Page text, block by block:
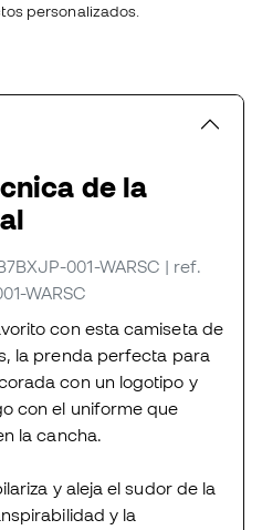
personalizados.
de la
001-WARSC | ref.
WARSC
con esta camiseta de
la prenda perfecta para
con un logotipo y
con el uniforme que
la cancha.
y aleja el sudor de la
y la